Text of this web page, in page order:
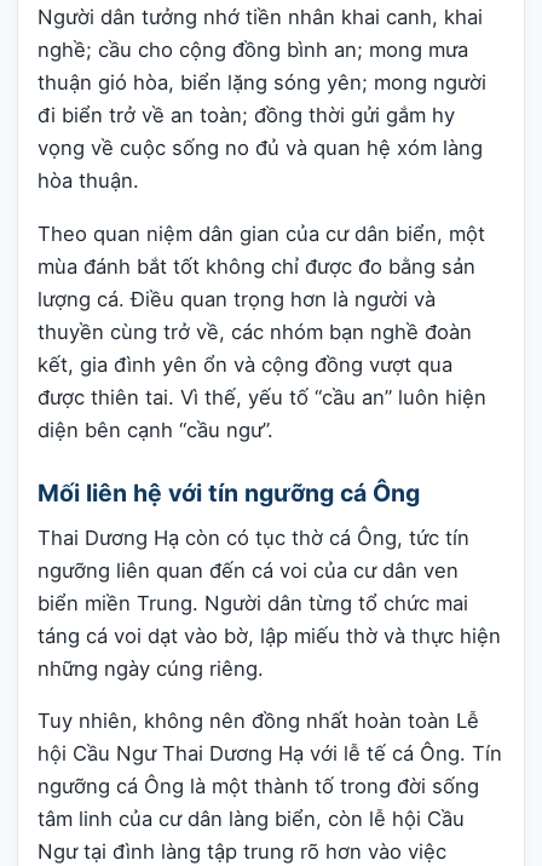
Người dân tưởng nhớ tiền nhân khai canh, khai
nghề; cầu cho cộng đồng bình an; mong mưa
thuận gió hòa, biển lặng sóng yên; mong người
đi biển trở về an toàn; đồng thời gửi gắm hy
vọng về cuộc sống no đủ và quan hệ xóm làng
hòa thuận.
Theo quan niệm dân gian của cư dân biển, một
mùa đánh bắt tốt không chỉ được đo bằng sản
lượng cá. Điều quan trọng hơn là người và
thuyền cùng trở về, các nhóm bạn nghề đoàn
kết, gia đình yên ổn và cộng đồng vượt qua
được thiên tai. Vì thế, yếu tố “cầu an” luôn hiện
diện bên cạnh “cầu ngư”.
Mối liên hệ với tín ngưỡng cá Ông
Thai Dương Hạ còn có tục thờ cá Ông, tức tín
ngưỡng liên quan đến cá voi của cư dân ven
biển miền Trung. Người dân từng tổ chức mai
táng cá voi dạt vào bờ, lập miếu thờ và thực hiện
những ngày cúng riêng.
Tuy nhiên, không nên đồng nhất hoàn toàn Lễ
hội Cầu Ngư Thai Dương Hạ với lễ tế cá Ông. Tín
ngưỡng cá Ông là một thành tố trong đời sống
tâm linh của cư dân làng biển, còn lễ hội Cầu
Ngư tại đình làng tập trung rõ hơn vào việc